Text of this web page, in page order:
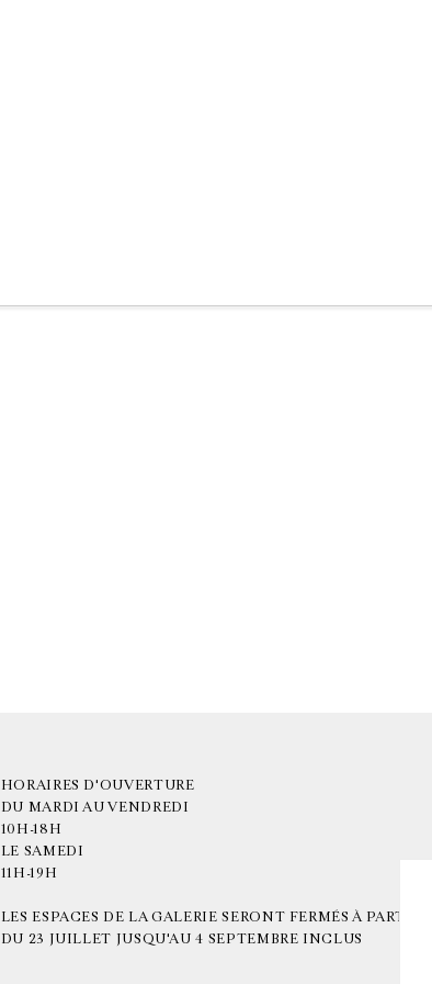
HORAIRES D'OUVERTURE
DU MARDI AU VENDREDI
10H-18H
LE SAMEDI
11H-19H
LES ESPACES DE LA GALERIE SERONT FERMÉS À PARTIR
DU 23 JUILLET JUSQU'AU 4 SEPTEMBRE INCLUS